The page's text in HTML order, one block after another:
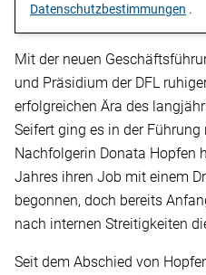
Datenschutzbestimmungen .
Mit der neuen
und Präsidium der DFL
erfolgreichen Ära des
Seifert ging es in der
Nachfolgerin Donata Hopfen
Jahres ihren Job mit einem
begonnen, doch bereits
nach internen Streitigkeiten
Seit dem Abschied von